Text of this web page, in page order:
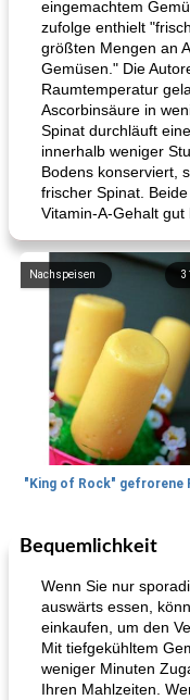
eingemachtem
zufolge enthielt
größten Mengen an
Gemüsen." Die
Raumtemperatur
Ascorbinsäure in
Spinat durchläuft
innerhalb weniger
Bodens konserviert,
frischer Spinat.
Vitamin-A-Gehalt gut
Nachspeisen
Mittagessen / Snacks
Bequemlichkeit
Wenn Sie nur
auswärts essen,
einkaufen, um den
Mit tiefgekühltem
weniger Minuten
Ihren Mahlzeiten.